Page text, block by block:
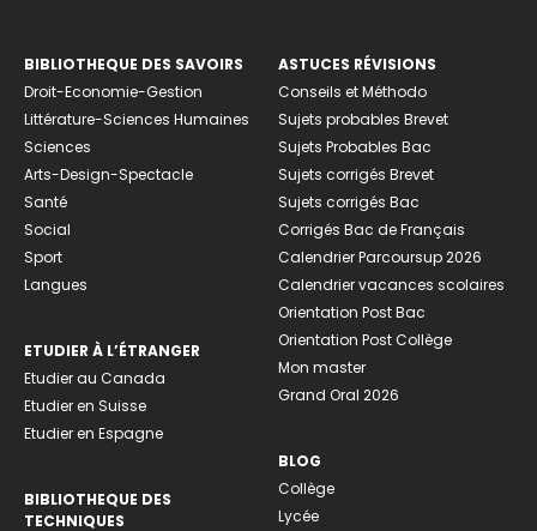
BIBLIOTHEQUE DES SAVOIRS
Droit-Economie-Gestion
Littérature-Sciences Humaines
Sciences
Arts-Design-Spectacle
Santé
Social
Sport
Langues
ETUDIER À L’ÉTRANGER
Etudier au Canada
Etudier en Suisse
Etudier en Espagne
BIBLIOTHEQUE DES
TECHNIQUES
ASTUCES RÉVISIONS
Conseils et Méthodo
Sujets probables Brevet
Sujets Probables Bac
Sujets corrigés Brevet
Sujets corrigés Bac
Corrigés Bac de Français
Calendrier Parcoursup 2026
Calendrier vacances scolaires
Orientation Post Bac
Orientation Post Collège
Mon master
Grand Oral 2026
BLOG
Collège
Lycée